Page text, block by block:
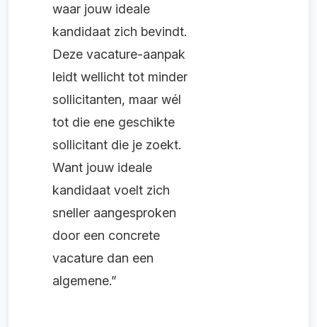
waar jouw ideale
kandidaat zich bevindt.
Deze vacature-aanpak
leidt wellicht tot minder
sollicitanten, maar wél
tot die ene geschikte
sollicitant die je zoekt.
Want jouw ideale
kandidaat voelt zich
sneller aangesproken
door een concrete
vacature dan een
algemene.”